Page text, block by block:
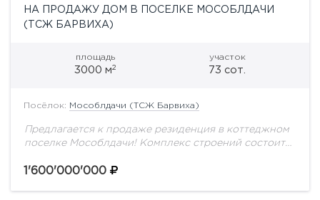
НА ПРОДАЖУ ДОМ В ПОСЕЛКЕ МОСОБЛДАЧИ
(ТСЖ БАРВИХА)
площадь
3000 м2
участок
73 сот.
Посёлок: Мособлдачи (ТСЖ Барвиха)
Предлагается к продаже резиденция в коттеджном
поселке Мособлдачи! Комплекс строений состоит
на участке с вековыми соснами - 73 сотки....
1'600'000'000